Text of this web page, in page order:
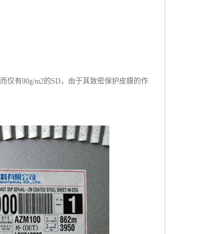
仅有90g/m2的SD，由于其致密保护皮膜的作